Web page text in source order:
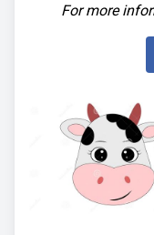
For more